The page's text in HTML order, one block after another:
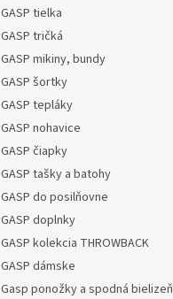
GASP tielka
GASP tričká
GASP mikiny, bundy
GASP šortky
GASP tepláky
GASP nohavice
GASP čiapky
GASP tašky a batohy
GASP do posilňovne
GASP doplnky
GASP kolekcia THROWBACK
GASP dámske
Gasp ponožky a spodná bielizeň